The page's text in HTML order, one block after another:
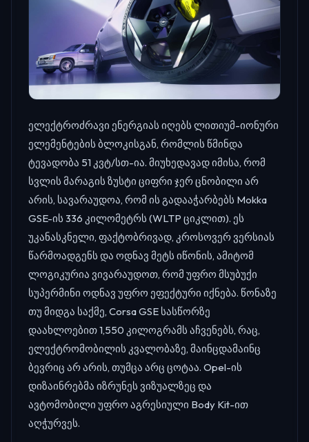
ელექტროძრავი ენერგიას იღებს ლითიუმ-იონური
ელემენტების ბლოკისგან, რომლის წმინდა
ტევადობა 51 კვტ/სთ-ია. მიუხედავად იმისა, რომ
სვლის მარაგის ზუსტი ციფრი ჯერ ცნობილი არ
არის, სავარაუდოა, რომ ის გადააჭარბებს Mokka
GSE-ის 336 კილომეტრს (WLTP ციკლით). ეს
უკანასკნელი, ფაქტობრივად, კროსოვერ ვერსიას
წარმოადგენს და ოდნავ მეტს იწონის, ამიტომ
ლოგიკურია ვივარაუდოთ, რომ უფრო მსუბუქი
სუპერმინი ოდნავ უფრო ეფექტური იქნება. წონაზე
თუ მიდგა საქმე, Corsa GSE სასწორზე
დაახლოებით 1,550 კილოგრამს აჩვენებს, რაც,
ელექტრომობილის კვალობაზე, მაინცდამაინც
ბევრიც არ არის, თუმცა არც ცოტაა. Opel-ის
დიზაინრებმა იზრუნეს ვიზუალზეც და
ავტომობილი უფრო აგრესიული Body Kit-ით
აღჭურვეს.